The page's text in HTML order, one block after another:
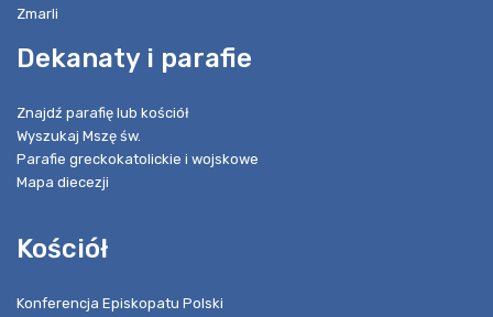
Zmarli
Dekanaty i parafie
Znajdź parafię lub kościół
Wyszukaj Mszę św.
Parafie greckokatolickie i wojskowe
Mapa diecezji
Kościół
Konferencja Episkopatu Polski